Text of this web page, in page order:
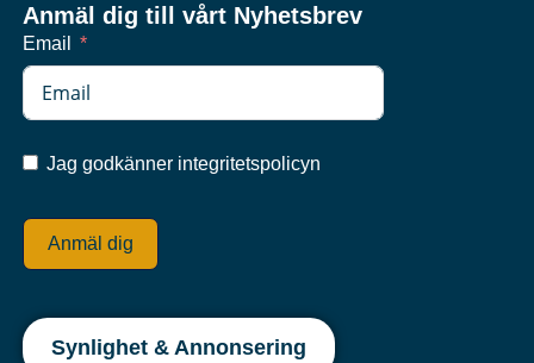
Anmäl dig till vårt Nyhetsbrev
Email
Jag godkänner integritetspolicyn
Anmäl dig
Synlighet & Annonsering